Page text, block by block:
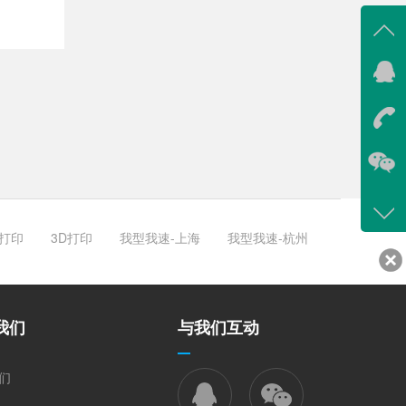
印 3D打印 我型我速-上海 我型我速-杭州
们 与我们互动
在线
咨询
客服